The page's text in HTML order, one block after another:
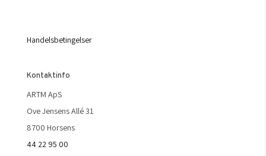
Handelsbetingelser
Kontaktinfo
ARTM ApS
Ove Jensens Allé 31
8700 Horsens
44 22 95 00